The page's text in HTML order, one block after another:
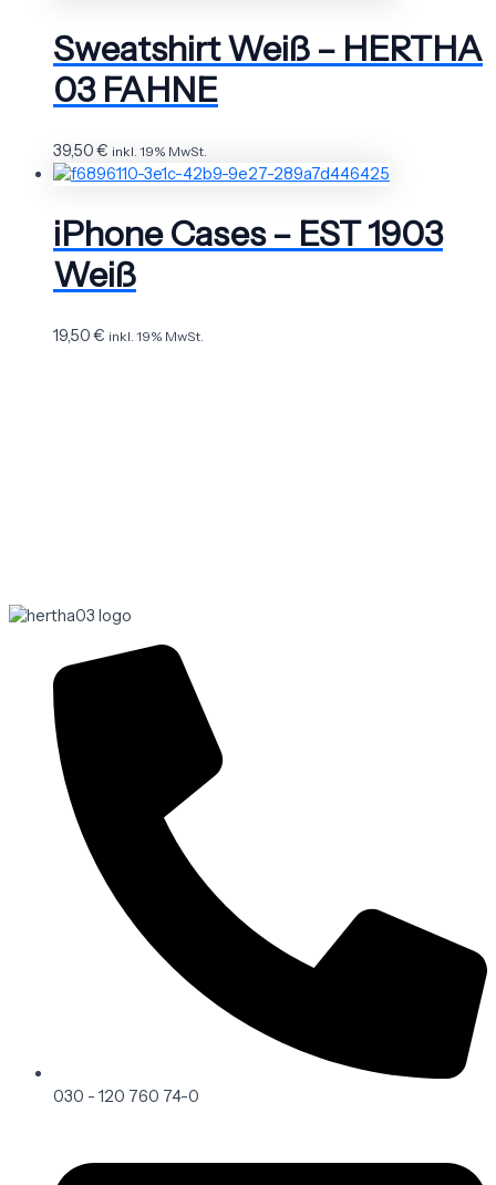
Sweatshirt Weiß – HERTHA
03 FAHNE
39,50€ inkl. 19% MwSt.
iPhone Cases – EST 1903
Weiß
19,50€ inkl. 19% MwSt.
030 - 120 760 74-0